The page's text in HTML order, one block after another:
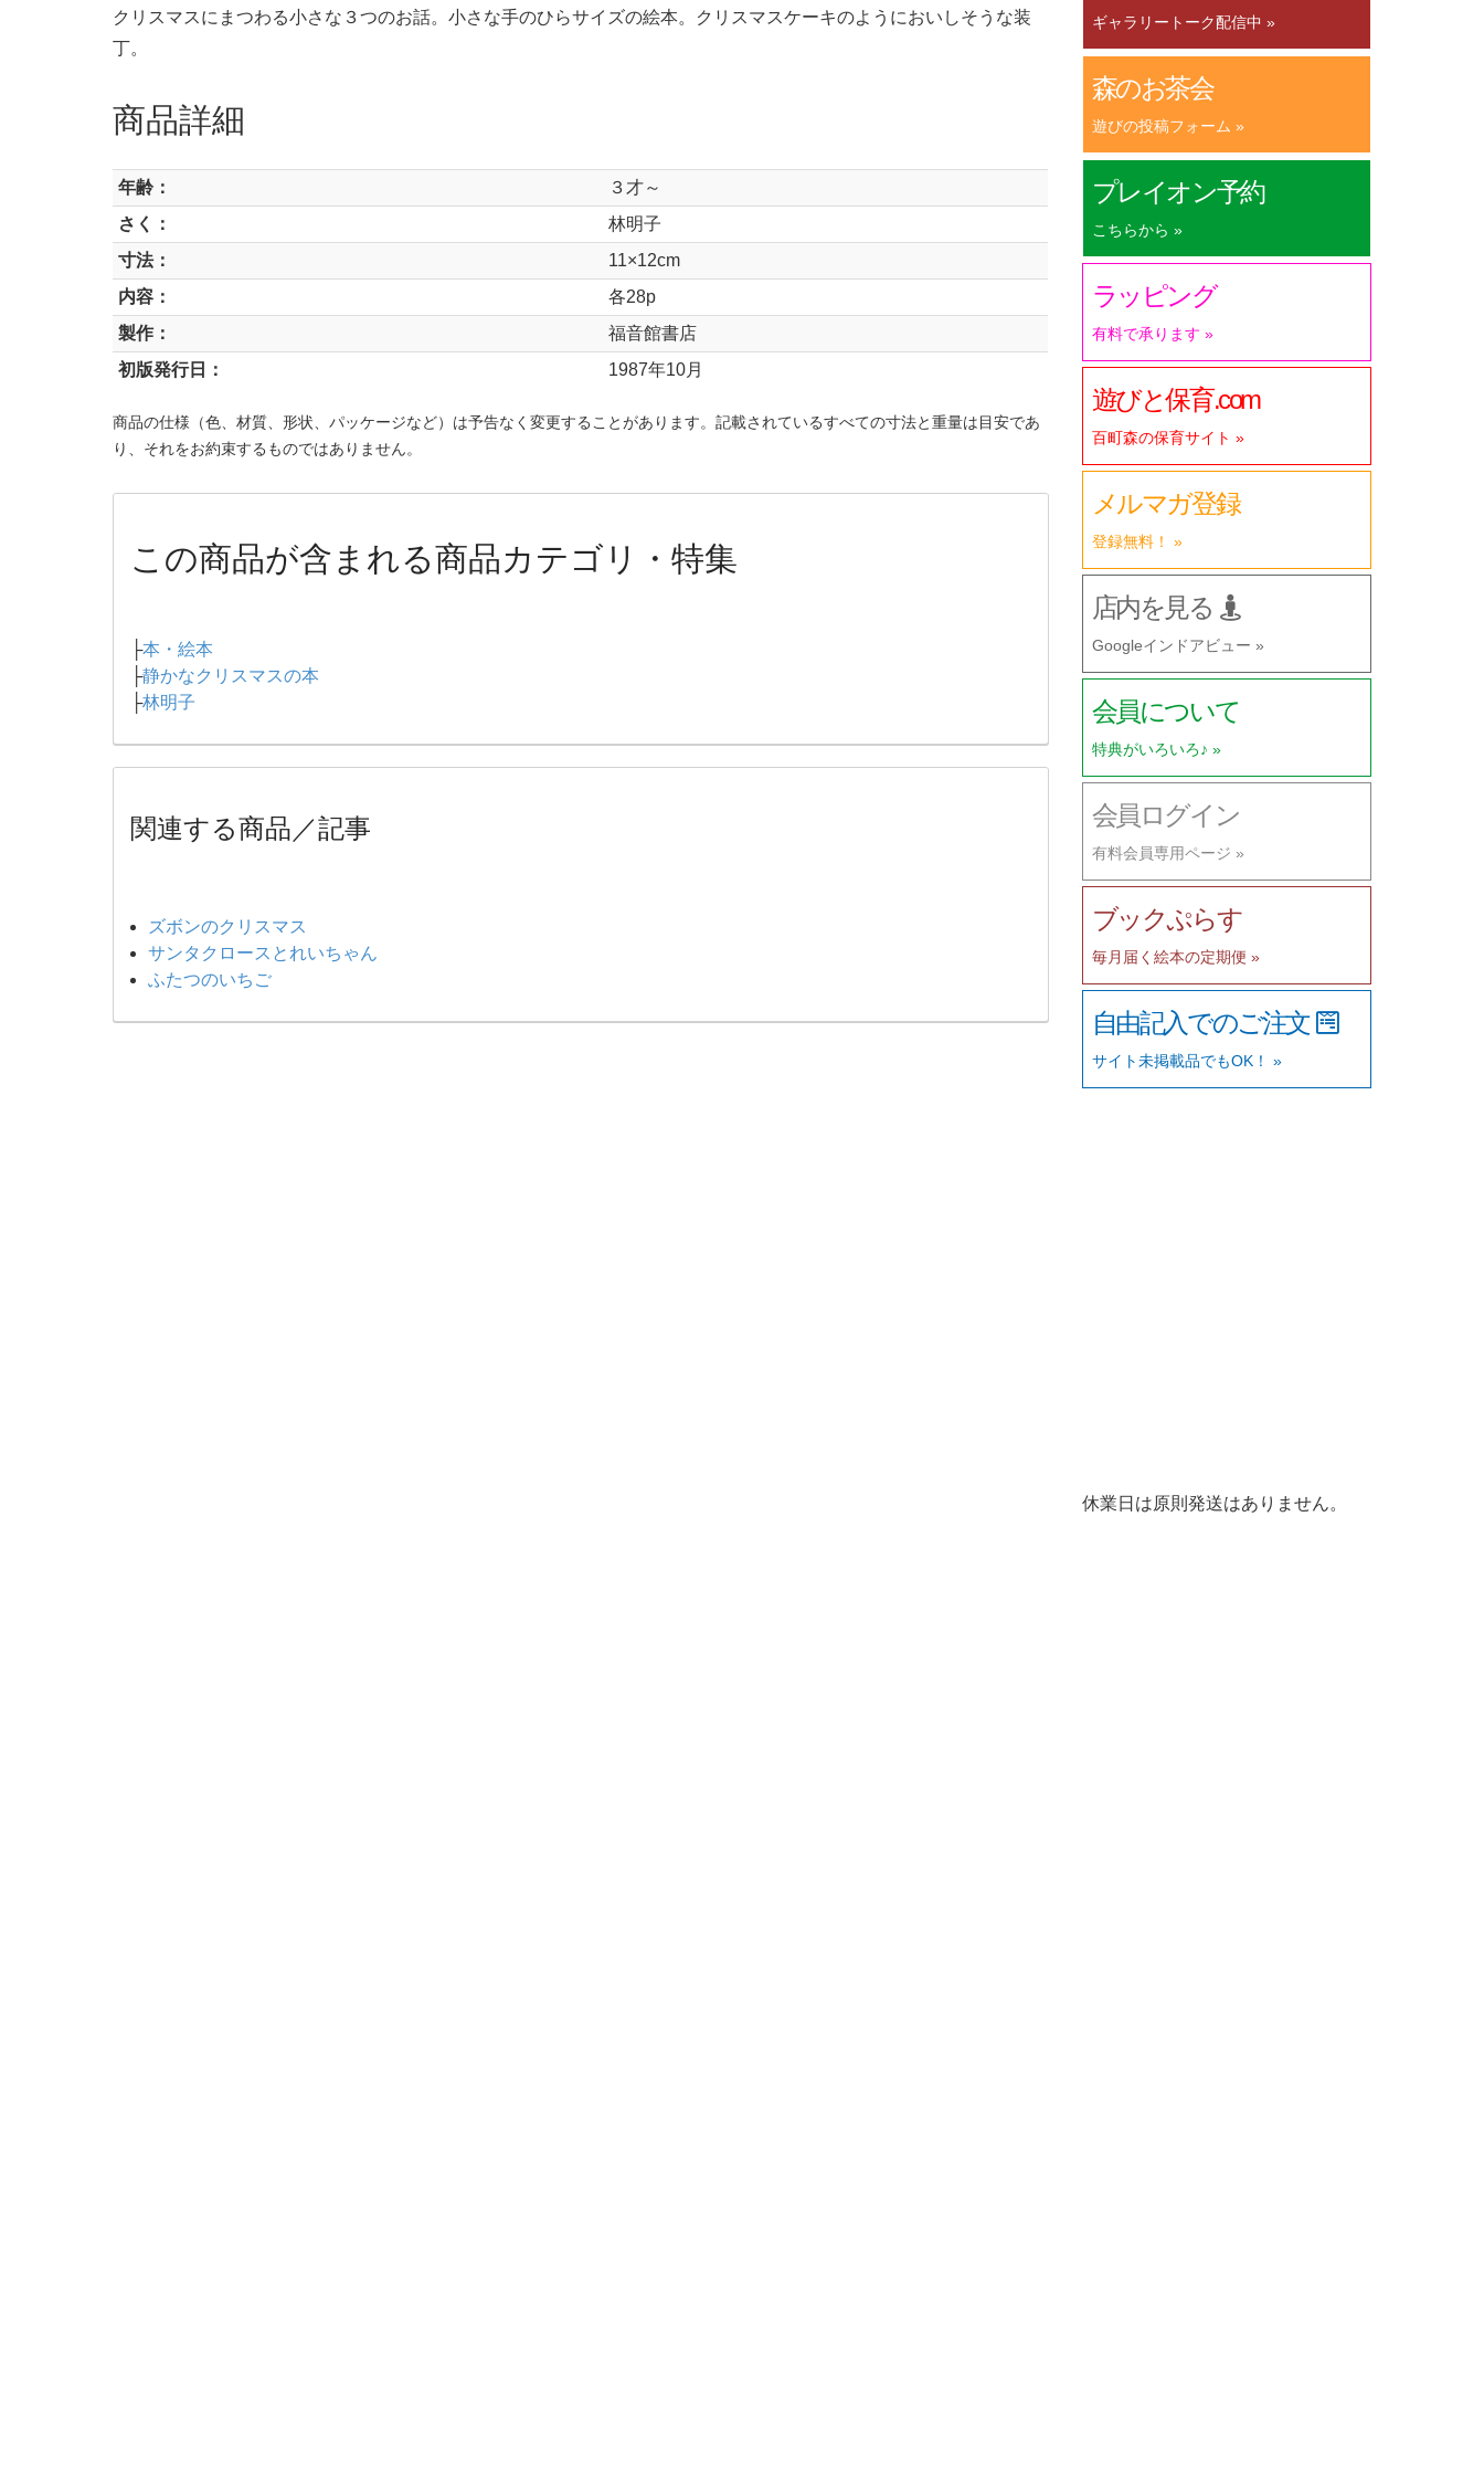
クリスマスにまつわる小さな３つのお話。小さな手のひらサイズの絵本。クリスマスケーキのようにおいしそうな装
丁。
商品詳細
年齢：
３才～
さく：
林明子
寸法：
11×12cm
内容：
各28p
製作：
福音館書店
初版発行日：
1987年10月
商品の仕様（色、材質、形状、パッケージなど）は予告なく変更することがあります。記載されているすべての寸法と重量は目安であ
り、それをお約束するものではありません。
この商品が含まれる商品カテゴリ・特集
├本・絵本
├静かなクリスマスの本
├林明子
関連する商品／記事
ズボンのクリスマス
サンタクロースとれいちゃん
ふたつのいちご
ギャラリートーク配信中 »
森のお茶会
遊びの投稿フォーム »
プレイオン予約
こちらから »
ラッピング
有料で承ります »
遊びと保育.com
百町森の保育サイト »
メルマガ登録
登録無料！ »
店内を見る
Googleインドアビュー »
会員について
特典がいろいろ♪ »
会員ログイン
有料会員専用ページ »
ブックぷらす
毎月届く絵本の定期便 »
自由記入でのご注文
サイト未掲載品でもOK！ »
休業日は原則発送はありません。